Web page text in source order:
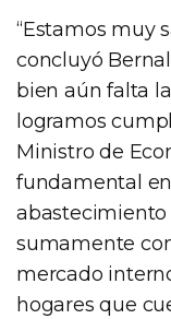
“Estamos muy
concluyó
bien aún falta
logramos
Ministro de
fundamental
abastecimiento
sumamente
mercado
hogares que